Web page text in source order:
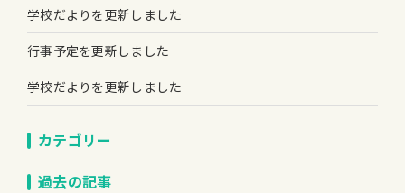
学校だよりを更新しました
行事予定を更新しました
学校だよりを更新しました
カテゴリー
過去の記事